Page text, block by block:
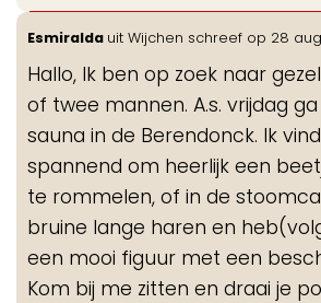
Esmiralda uit Wijchen schreef op 28
Hallo, Ik ben op zoek naar
of twee mannen. A.s. vrijdag
sauna in de Berendonck. Ik
spannend om heerlijk een
te rommelen, of in de
bruine lange haren en
een mooi figuur met een
Kom bij me zitten en draai je